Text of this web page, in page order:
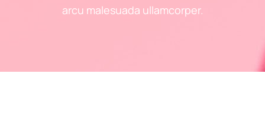
arcu malesuada ullamcorper.